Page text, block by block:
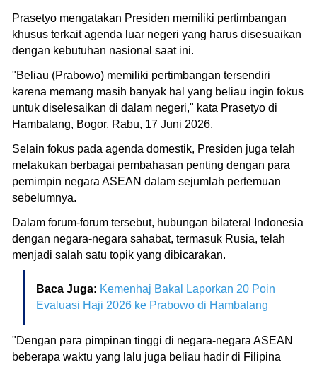
Prasetyo mengatakan Presiden memiliki pertimbangan
khusus terkait agenda luar negeri yang harus disesuaikan
dengan kebutuhan nasional saat ini.
"Beliau (Prabowo) memiliki pertimbangan tersendiri
karena memang masih banyak hal yang beliau ingin fokus
untuk diselesaikan di dalam negeri," kata Prasetyo di
Hambalang, Bogor, Rabu, 17 Juni 2026.
Selain fokus pada agenda domestik, Presiden juga telah
melakukan berbagai pembahasan penting dengan para
pemimpin negara ASEAN dalam sejumlah pertemuan
sebelumnya.
Dalam forum-forum tersebut, hubungan bilateral Indonesia
dengan negara-negara sahabat, termasuk Rusia, telah
menjadi salah satu topik yang dibicarakan.
Baca Juga: Kemenhaj Bakal Laporkan 20 Poin
Evaluasi Haji 2026 ke Prabowo di Hambalang
"Dengan para pimpinan tinggi di negara-negara ASEAN
beberapa waktu yang lalu juga beliau hadir di Filipina